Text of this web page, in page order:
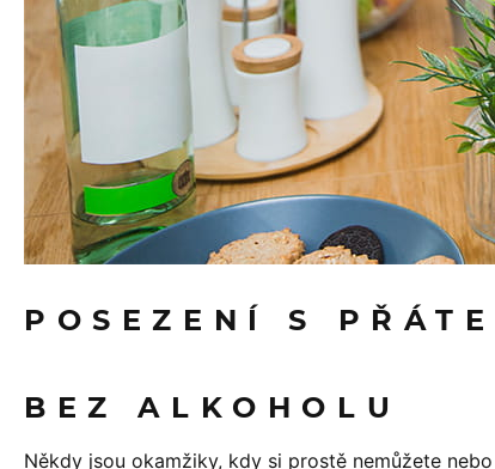
POSEZENÍ S
BEZ ALKOHOLU
Někdy jsou okamžiky, kdy si prostě nemůžete